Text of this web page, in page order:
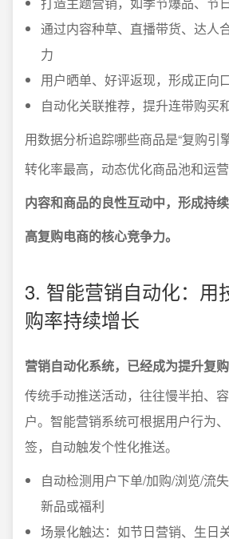
通过内容种草、直播带货、达人
力
用户晒单、好评返现，形成正向
自动化关联推荐，提升连带购买
用数据分析追踪哪些商品是“复购引
转化率最高，动态优化商品池和运营
内容和商品的良性互动中，形成持
高复购电商的核心竞争力。
3. 智能营销自动化：用
购率持续增长
营销自动化系统，已经成为提升复购
传统手动推送活动，往往慢半拍、
户。智能营销系统可根据用户行为
签，自动触发个性化推送。
自动检测用户下单/加购/浏览/流
新品或福利
场景化触达：如节日营销、生日